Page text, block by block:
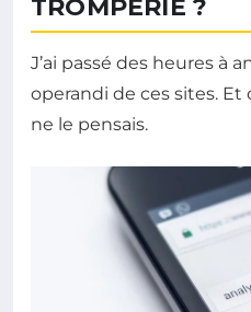
TROMPERIE ?
J’ai passé des heures à
operandi de ces sites. Et
ne le pensais.